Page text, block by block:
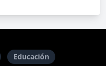
Educación